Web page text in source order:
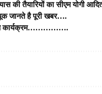
की तैयारियों का सीएम योगी
चूक जानते है पूरी खबर….
कार्यक्रम…………….